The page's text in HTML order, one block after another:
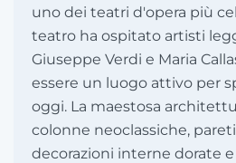
uno dei teatri d'opera più
teatro ha ospitato artisti
Giuseppe Verdi e Maria
essere un luogo attivo per
oggi. La maestosa
colonne neoclassiche,
decorazioni interne dorate